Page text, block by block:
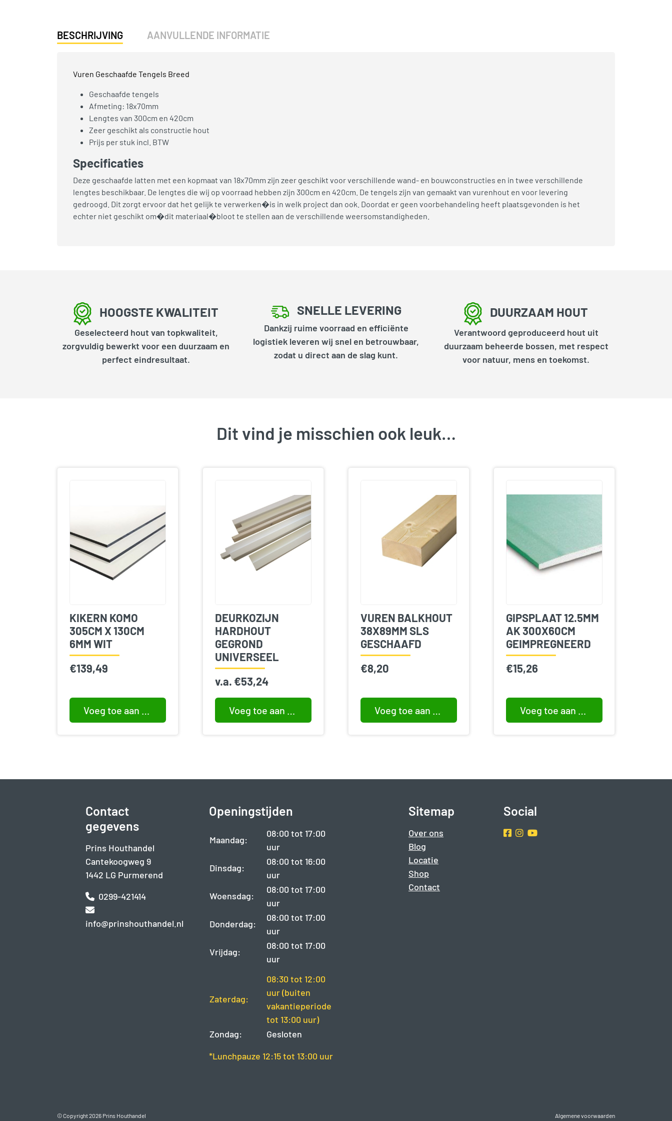
BESCHRIJVING AANVULLENDE INFORMATIE
Vuren Geschaafde Tengels Breed
Geschaafde tengels
Afmeting: 18x70mm
Lengtes van 300cm en 420cm
Zeer geschikt als constructie hout
Prijs per stuk incl. BTW
Specificaties
Deze geschaafde latten met een kopmaat van 18x70mm zijn zeer geschikt voor verschillende wand- en bouwconstructies en in twee verschillende
lengtes beschikbaar. De lengtes die wij op voorraad hebben zijn 300cm en 420cm. De tengels zijn van gemaakt van vurenhout en voor levering
gedroogd. Dit zorgt ervoor dat het gelijk te verwerken�is in welk project dan ook. Doordat er geen voorbehandeling heeft plaatsgevonden is het
echter niet geschikt om�dit materiaal�bloot te stellen aan de verschillende weersomstandigheden.
HOOGSTE KWALITEIT
Geselecteerd hout van topkwaliteit,
zorgvuldig bewerkt voor een duurzaam en
perfect eindresultaat.
SNELLE LEVERING
Dankzij ruime voorraad en efficiënte
logistiek leveren wij snel en betrouwbaar,
zodat u direct aan de slag kunt.
DUURZAAM HOUT
Verantwoord geproduceerd hout uit
duurzaam beheerde bossen, met respect
voor natuur, mens en toekomst.
Dit vind je misschien ook leuk…
KIKERN KOMO
305CM X 130CM
6MM WIT
€139,49
DEURKOZIJN
HARDHOUT
GEGROND
UNIVERSEEL
v.a. €53,24
VUREN BALKHOUT
38X89MM SLS
GESCHAAFD
€8,20
GIPSPLAAT 12.5MM
AK 300X60CM
GEIMPREGNEERD
€15,26
Contact
gegevens
Prins Houthandel
Cantekoogweg 9
1442 LG Purmerend
0299-421414
info@prinshouthandel.nl
Openingstijden
Maandag:
08:00 tot 17:00
uur
Dinsdag:
08:00 tot 16:00
uur
Woensdag:
08:00 tot 17:00
uur
Donderdag:
08:00 tot 17:00
uur
Vrijdag:
08:00 tot 17:00
uur
Zaterdag:
08:30 tot 12:00
uur (buiten
vakantieperiode
tot 13:00 uur)
Zondag:
Gesloten
*Lunchpauze 12:15 tot 13:00 uur
Sitemap
Over ons
Blog
Locatie
Shop
Contact
Social
Facebook
Instragram
Youtube
© Copyright 2026 Prins Houthandel Algemene voorwaarden